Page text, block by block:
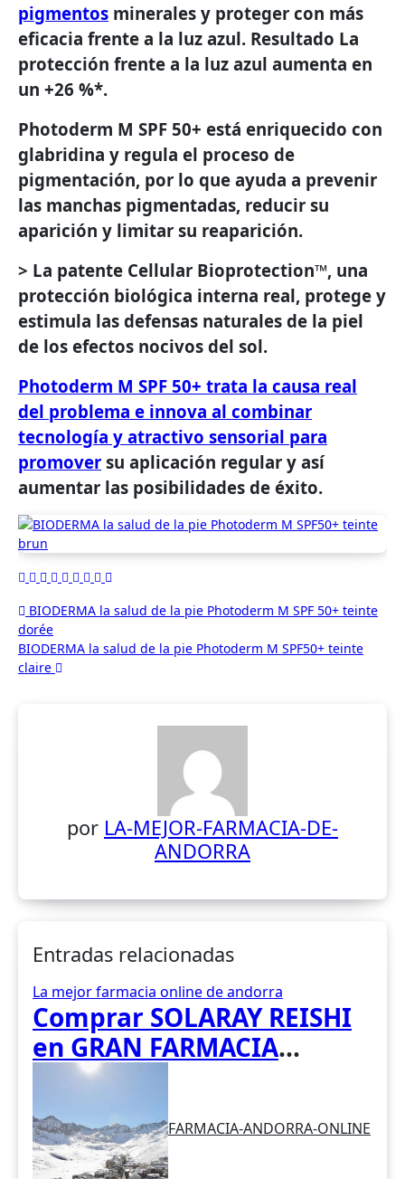
pigmentos minerales y proteger con más
eficacia frente a la luz azul. Resultado La
protección frente a la luz azul aumenta en
un +26 %*.
Photoderm M SPF 50+ está enriquecido con
glabridina y regula el proceso de
pigmentación, por lo que ayuda a prevenir
las manchas pigmentadas, reducir su
aparición y limitar su reaparición.
> La patente Cellular Bioprotection™, una
protección biológica interna real, protege y
estimula las defensas naturales de la piel
de los efectos nocivos del sol.
Photoderm M SPF 50+ trata la causa real
del problema e innova al combinar
tecnología y atractivo sensorial para
promover su aplicación regular y así
aumentar las posibilidades de éxito.
Navegación
de
entradas
BIODERMA la salud de la pie Photoderm M SPF 50+ teinte
dorée
BIODERMA la salud de la pie Photoderm M SPF50+ teinte
claire
por LA-MEJOR-FARMACIA-DE-
ANDORRA
Entradas relacionadas
La mejor farmacia online de andorra
Comprar SOLARAY REISHI
en GRAN FARMACIA
ANDORRA. El hongo Reishi,
cuyo nombre científico es
Ganoderma lucidum, es un
hongo medicinal utilizado
FARMACIA-ANDORRA-ONLINE